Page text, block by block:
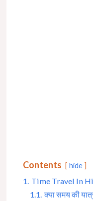
Contents hide
1. Time Travel In
1.1. क्या समय की